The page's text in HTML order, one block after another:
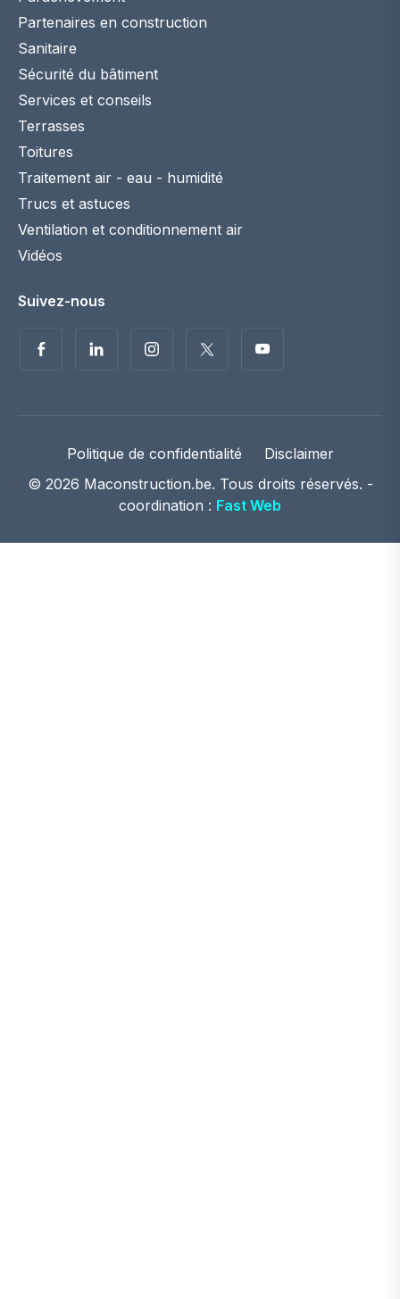
Partenaires en construction
Sanitaire
Sécurité du bâtiment
Services et conseils
Terrasses
Toitures
Traitement air - eau - humidité
Trucs et astuces
Ventilation et conditionnement air
Vidéos
Suivez-nous
Politique de confidentialité
Disclaimer
© 2026 Maconstruction.be. Tous droits réservés. -
coordination : Fast Web